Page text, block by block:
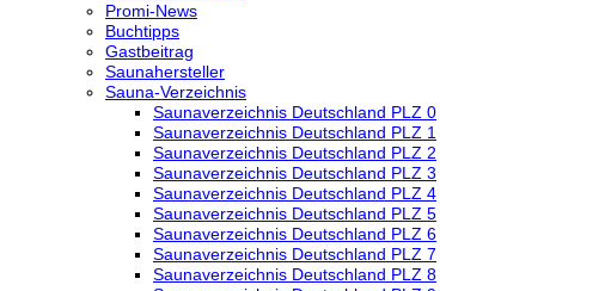
Promi-News
Buchtipps
Gastbeitrag
Saunahersteller
Sauna-Verzeichnis
Saunaverzeichnis Deutschland PLZ 0
Saunaverzeichnis Deutschland PLZ 1
Saunaverzeichnis Deutschland PLZ 2
Saunaverzeichnis Deutschland PLZ 3
Saunaverzeichnis Deutschland PLZ 4
Saunaverzeichnis Deutschland PLZ 5
Saunaverzeichnis Deutschland PLZ 6
Saunaverzeichnis Deutschland PLZ 7
Saunaverzeichnis Deutschland PLZ 8